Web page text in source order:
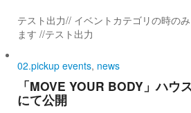
テスト出力// イベントカテゴリの時の
ます //テスト出力
02.pickup events, news
「MOVE YOUR BODY」ハウ
にて公開